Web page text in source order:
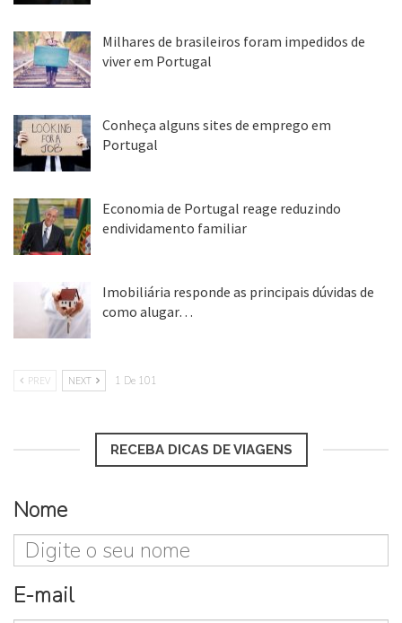
Milhares de brasileiros foram impedidos de
viver em Portugal
Conheça alguns sites de emprego em
Portugal
Economia de Portugal reage reduzindo
endividamento familiar
Imobiliária responde as principais dúvidas de
como alugar…
PREV NEXT 1 De 101
RECEBA DICAS DE VIAGENS
Nome
E-mail